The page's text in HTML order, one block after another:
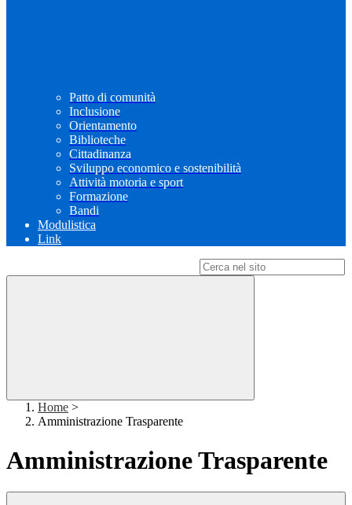
Patto di comunità
Inclusione
Orientamento
Biblioteche
Cittadinanza
Sviluppo economico e sostenibilità
Attività motoria e sport
Formazione
Bandi
Modulistica
Link
Home >
Amministrazione Trasparente
Amministrazione Trasparente